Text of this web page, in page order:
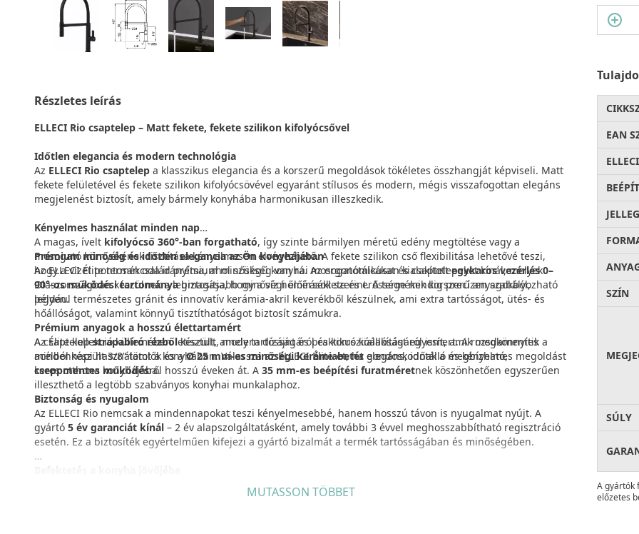
Részletes leírás
ELLECI Rio csaptelep – Matt fekete, fekete szilikon kifolyócsővel
Időtlen elegancia és modern technológia
Az ELLECI Rio csaptelep a klasszikus elegancia és a korszerű megoldások tökéletes összhangját képviseli. Matt
fekete felületével és fekete szilikon kifolyócsövével egyaránt stílusos és modern, mégis visszafogottan elegáns
megjelenést biztosít, amely bármely konyhába harmonikusan illeszkedik.
Kényelmes használat minden nap
A magas, ívelt kifolyócső 360°-ban forgatható, így szinte bármilyen méretű edény megtöltése vagy a
mosogató környékének tisztítása kényelmesen elvégezhető. A fekete szilikon cső flexibilitása lehetővé teszi,
hogy a vizet pontosan oda irányítsa, ahol szükség van rá. Az ergonomikusan kialakítottegykaros vezérlés 0–
90°-os működési tartományabiztosítja, hogy a víz hőmérséklete és erőssége mindig precízen szabályozható
legyen.
Prémium anyagok a hosszú élettartamért
A csaptelepstrapabíró rézbőlkészült, amely tartósságáról és korrózióállóságáról ismert. A rozsdamentes
acélból készült 3/8” tömlők és aØ 25 mm-es minőségi kerámiabetét gondoskodnak a megbízható,
cseppmentes működésről hosszú éveken át. A 35 mm-es beépítési furatméretnek köszönhetően egyszerűen
illeszthető a legtöbb szabványos konyhai munkalaphoz.
Prémium minőség és időtlen elegancia az Ön konyhájában
Az ELLECI Élite termékcsalád prémium minőségű konyhai mosogatótálcákat és csaptelepeket kínál, melyek
Olaszországban készülnek a legmagasabb minőségi előírások szerint. A termékek korszerű anyagokból,
például természetes gránit és innovatív kerámia-akril keverékből készülnek, ami extra tartósságot, ütés- és
hőállóságot, valamint könnyű tisztíthatóságot biztosít számukra.
Az Élite kollekció küllemében letisztult, modern dizájnt és praktikus kialakítást egyesít, amik megkönnyítik a
mindennapi használatot a konyhában. Válassza az ELLECI Élite-et, ha elegáns, időtálló és kényelmes megoldást
keres otthona konyhájába.
Biztonság és nyugalom
Az ELLECI Rio nemcsak a mindennapokat teszi kényelmesebbé, hanem hosszú távon is nyugalmat nyújt. A
gyártó 5 év garanciát kínál – 2 év alapszolgáltatásként, amely további 3 évvel meghosszabbítható regisztráció
esetén. Ez a biztosíték egyértelműen kifejezi a gyártó bizalmát a termék tartósságában és minőségében.
Befektetés a konyha jövőjébe
Az ELLECI Rio csaptelep azok számára ideális választás, akik értékelik a megbízhatóságot, a könnyű
kezelhetőséget és a hosszú távú minőséget. A Rio csaptelep nem pusztán egy nélkülözhetetlen konyhai
MUTASSON TÖBBET
EAN
JELLEG
SZÍN
SÚLY
A gyártók
előzetes